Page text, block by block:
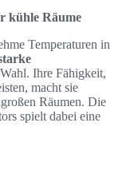
kühle Räume
Temperaturen in
Ihre Fähigkeit,
macht sie
Räumen. Die
spielt dabei eine